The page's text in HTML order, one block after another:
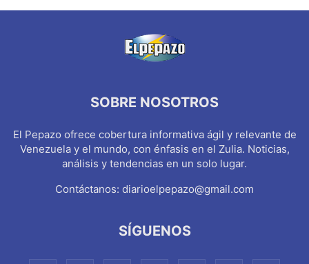
SOBRE NOSOTROS
El Pepazo ofrece cobertura informativa ágil y relevante de
Venezuela y el mundo, con énfasis en el Zulia. Noticias,
análisis y tendencias en un solo lugar.
Contáctanos: diarioelpepazo@gmail.com
SÍGUENOS